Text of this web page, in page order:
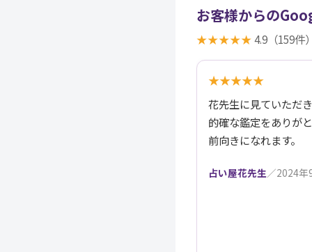
お客様からの
★★★★★4.9（159件
★★★★★
花先生に見ていただ
的確な鑑定をありが
前向きになれます。
占い屋花先生／2024年